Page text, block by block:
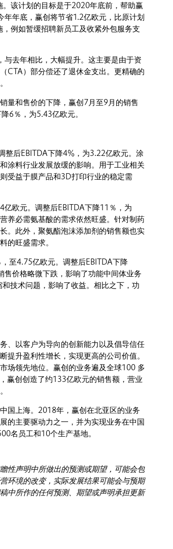
该计划的目标是于2020年底前，帮助赢
年底，赢创将节省1.2亿欧元，比原计划
例如暂缓招聘新员工及收紧外包服务支
去年相比，大幅提升。这主要是由于资
CTA）部分偿还了退休金支出。更精确的
量和售价的下降，赢创7月至9月的销售
6％，为5.43亿欧元。
整后EBITDA下降4%，为3.22亿欧元。涂
涂料行业发展放缓的影响。用于工业相关
受益于膜产品和3D打印行业的稳定需
亿欧元。调整后EBITDA下降11％，为
养必需氨基酸的需求依然旺盛。针对制药
。此外，聚氨酯泡沫添加剂的销售额也实
的旺盛需求。
至4.75亿欧元。调整后EBITDA下降
价格略微下跌，影响了功能中间体业务
技术问题，影响了收益。相比之下，功
、以客户为导向的创新能力以及倡导信任
提升盈利性增长，实现更高的公司价值。
场领先地位。赢创的业务遍及全球100 多
赢创创造了约133亿欧元的销售额，营业
国上海。2018年，赢创在北亚区的业务
的主要驱动力之一，并为实现业务在中国
名员工和10个生产基地。
性声明中所做出的预测或期望，可能会包
环境的改变，实际发展结果可能会与预期
中所作的任何预测、期望或声明承担更新